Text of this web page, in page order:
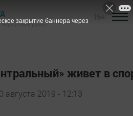
Нурлатский район
живет в
августа 2019 - 12:13
закрытие баннера через